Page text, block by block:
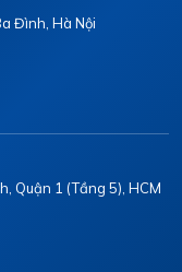
Đình, Hà Nội
Quận 1 (Tầng 5), HCM